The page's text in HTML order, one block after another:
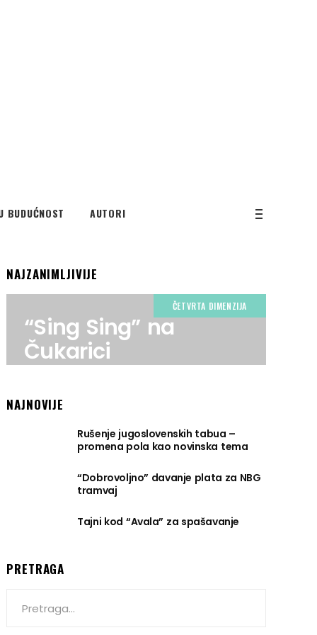
BUDUĆNOST AUTORI
NAJZANIMLJIVIJE
ČETVRTA DIMENZIJA
“Sing Sing” na
Čukarici
NAJNOVIJE
Rušenje jugoslovenskih tabua –
promena pola kao novinska tema
“Dobrovoljno” davanje plata za NBG
tramvaj
Tajni kod “Avala” za spašavanje
PRETRAGA
for: